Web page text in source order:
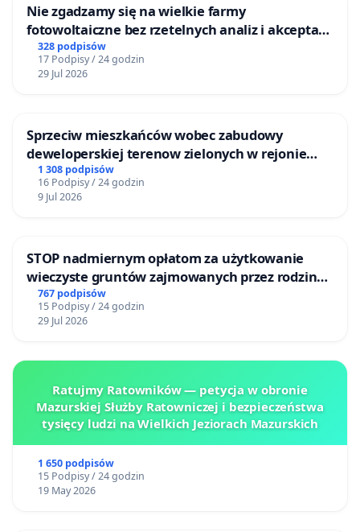
Nie zgadzamy się na wielkie farmy
fotowoltaiczne bez rzetelnych analiz i akceptacji
mieszkańców
328 podpisów
17 Podpisy / 24 godzin
29 Jul 2026
Sprzeciw mieszkańców wobec zabudowy
deweloperskiej terenow zielonych w rejonie
Bulwarów Straceńskich w Bielsku-Białej
1 308 podpisów
16 Podpisy / 24 godzin
9 Jul 2026
STOP nadmiernym opłatom za użytkowanie
wieczyste gruntów zajmowanych przez rodzinne
ogrody działkowe.
767 podpisów
15 Podpisy / 24 godzin
29 Jul 2026
Ratujmy Ratowników — petycja w obronie
Mazurskiej Służby Ratowniczej i bezpieczeństwa
tysięcy ludzi na Wielkich Jeziorach Mazurskich
1 650 podpisów
15 Podpisy / 24 godzin
19 May 2026